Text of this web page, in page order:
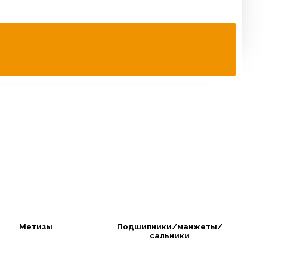
Метизы
Подшипники/манжеты/
сальники